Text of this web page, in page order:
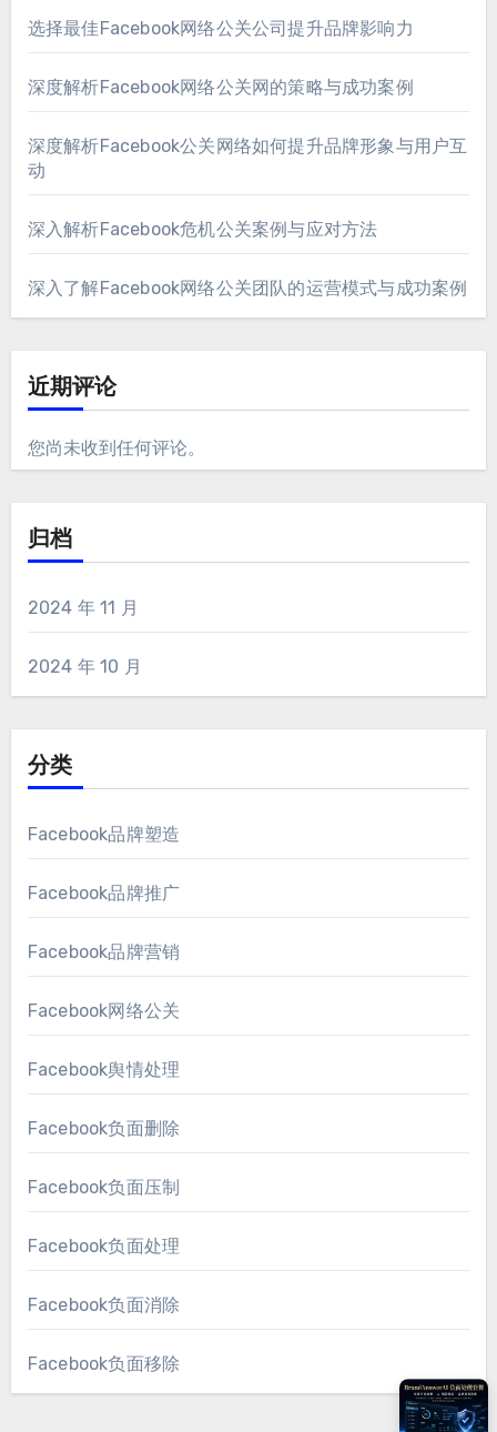
选择最佳Facebook网络公关公司提升品牌影响力
深度解析Facebook网络公关网的策略与成功案例
深度解析Facebook公关网络如何提升品牌形象与用户互
动
深入解析Facebook危机公关案例与应对方法
深入了解Facebook网络公关团队的运营模式与成功案例
近期评论
您尚未收到任何评论。
归档
2024 年 11 月
2024 年 10 月
分类
Facebook品牌塑造
Facebook品牌推广
Facebook品牌营销
Facebook网络公关
Facebook舆情处理
Facebook负面删除
Facebook负面压制
Facebook负面处理
Facebook负面消除
Facebook负面移除